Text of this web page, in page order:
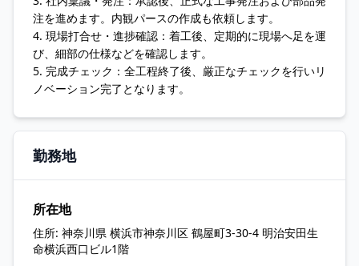
注を進めます。内観パースの作成も依頼します。
4. 現場打合せ・進捗確認：着工後、定期的に現場へ足を運
び、細部の仕様などを確認します。
5. 完成チェック：全工程終了後、厳正なチェックを行いリ
ノベーション完了となります。
勤務地
所在地
住所: 神奈川県 横浜市神奈川区 鶴屋町3-30-4 明治安田生
命横浜西口ビル1階